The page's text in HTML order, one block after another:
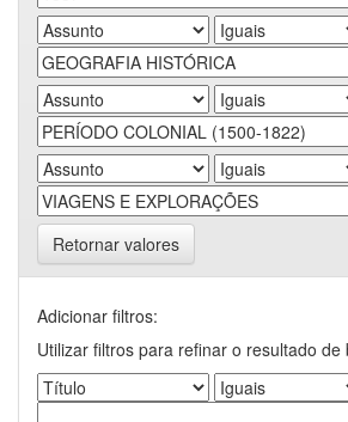
Retornar valores
Adicionar filtros:
Utilizar filtros para refinar o resultado de